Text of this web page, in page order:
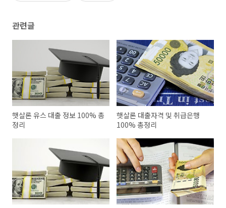
관련글
햇살론 유스 대출 정보 100% 총
정리
햇살론 대출자격 및 취급은행
100% 총정리